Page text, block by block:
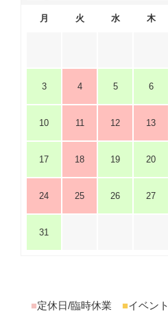
月 火 水 木
3 4 5 6
10 11 12 13
17 18 19 20
24 25 26 27
31
■定休日/臨時休業 ■イベント